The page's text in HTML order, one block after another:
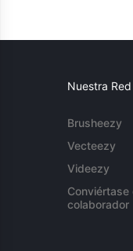
Nuestra Red
Brusheezy
Vecteezy
Videezy
Conviértase
colaborador